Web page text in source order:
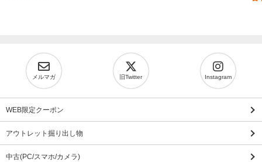
メルマガ 旧Twitter Instagram
WEB限定クーポン
アウトレット掘り出し物
中古(PC/スマホ/カメラ)